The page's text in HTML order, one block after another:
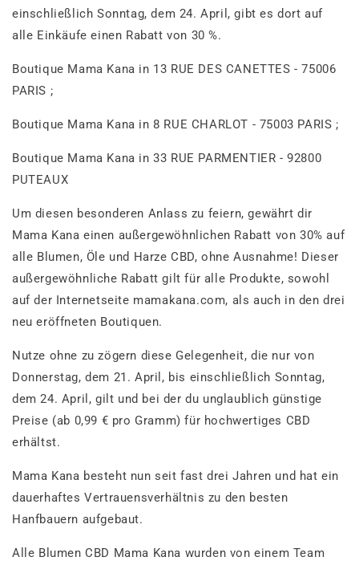
einschließlich Sonntag, dem 24. April, gibt es dort auf
alle Einkäufe einen Rabatt von 30 %.
Boutique Mama Kana in 13 RUE DES CANETTES - 75006
PARIS ;
Boutique Mama Kana in 8 RUE CHARLOT - 75003 PARIS ;
Boutique Mama Kana in 33 RUE PARMENTIER - 92800
PUTEAUX
Um diesen besonderen Anlass zu feiern, gewährt dir
Mama Kana einen außergewöhnlichen Rabatt von 30% auf
alle Blumen, Öle und Harze CBD, ohne Ausnahme! Dieser
außergewöhnliche Rabatt gilt für alle Produkte, sowohl
auf der Internetseite mamakana.com, als auch in den drei
neu eröffneten Boutiquen.
Nutze ohne zu zögern diese Gelegenheit, die nur von
Donnerstag, dem 21. April, bis einschließlich Sonntag,
dem 24. April, gilt und bei der du unglaublich günstige
Preise (ab 0,99 € pro Gramm) für hochwertiges CBD
erhältst.
Mama Kana besteht nun seit fast drei Jahren und hat ein
dauerhaftes Vertrauensverhältnis zu den besten
Hanfbauern aufgebaut.
Alle Blumen CBD Mama Kana wurden von einem Team